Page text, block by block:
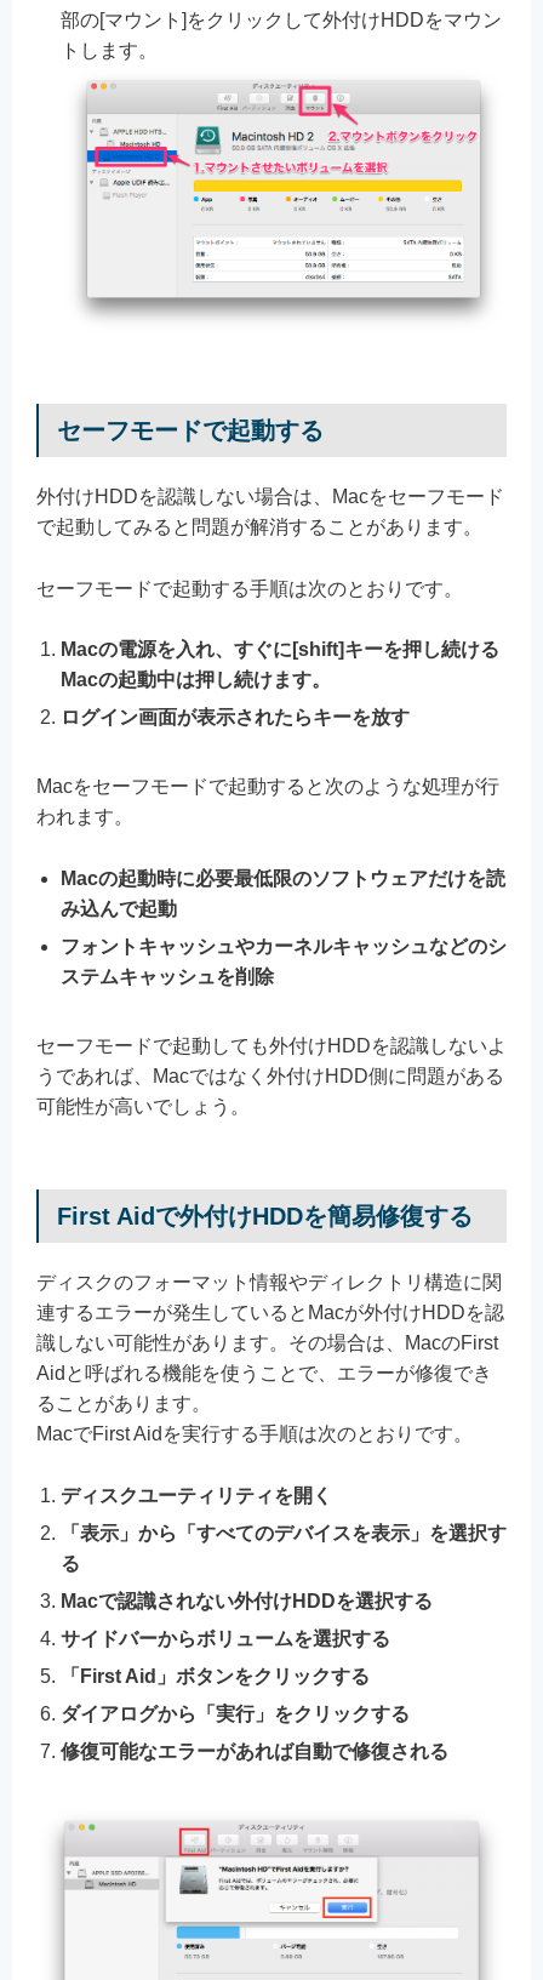
部の[マウント]をクリックして外付けHDDをマウン
トします。
セーフモードで起動する
外付けHDDを認識しない場合は、Macをセーフモード
で起動してみると問題が解消することがあります。
セーフモードで起動する手順は次のとおりです。
Macの電源を入れ、すぐに[shift]キーを押し続ける
Macの起動中は押し続けます。
ログイン画面が表示されたらキーを放す
Macをセーフモードで起動すると次のような処理が行
われます。
Macの起動時に必要最低限のソフトウェアだけを読
み込んで起動
フォントキャッシュやカーネルキャッシュなどのシ
ステムキャッシュを削除
セーフモードで起動しても外付けHDDを認識しないよ
うであれば、Macではなく外付けHDD側に問題がある
可能性が高いでしょう。
First Aidで外付けHDDを簡易修復する
ディスクのフォーマット情報やディレクトリ構造に関
連するエラーが発生しているとMacが外付けHDDを認
識しない可能性があります。その場合は、MacのFirst
Aidと呼ばれる機能を使うことで、エラーが修復でき
ることがあります。
MacでFirst Aidを実行する手順は次のとおりです。
ディスクユーティリティを開く
「表示」から「すべてのデバイスを表示」を選択す
る
Macで認識されない外付けHDDを選択する
サイドバーからボリュームを選択する
「First Aid」ボタンをクリックする
ダイアログから「実行」をクリックする
修復可能なエラーがあれば自動で修復される